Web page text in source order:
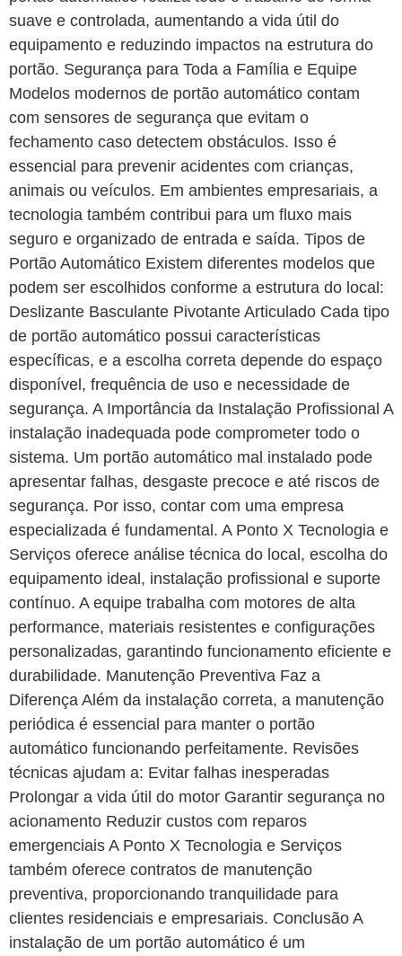
suave e controlada, aumentando a vida útil do
equipamento e reduzindo impactos na estrutura do
portão. Segurança para Toda a Família e Equipe
Modelos modernos de portão automático contam
com sensores de segurança que evitam o
fechamento caso detectem obstáculos. Isso é
essencial para prevenir acidentes com crianças,
animais ou veículos. Em ambientes empresariais, a
tecnologia também contribui para um fluxo mais
seguro e organizado de entrada e saída. Tipos de
Portão Automático Existem diferentes modelos que
podem ser escolhidos conforme a estrutura do local:
Deslizante Basculante Pivotante Articulado Cada tipo
de portão automático possui características
específicas, e a escolha correta depende do espaço
disponível, frequência de uso e necessidade de
segurança. A Importância da Instalação Profissional A
instalação inadequada pode comprometer todo o
sistema. Um portão automático mal instalado pode
apresentar falhas, desgaste precoce e até riscos de
segurança. Por isso, contar com uma empresa
especializada é fundamental. A Ponto X Tecnologia e
Serviços oferece análise técnica do local, escolha do
equipamento ideal, instalação profissional e suporte
contínuo. A equipe trabalha com motores de alta
performance, materiais resistentes e configurações
personalizadas, garantindo funcionamento eficiente e
durabilidade. Manutenção Preventiva Faz a
Diferença Além da instalação correta, a manutenção
periódica é essencial para manter o portão
automático funcionando perfeitamente. Revisões
técnicas ajudam a: Evitar falhas inesperadas
Prolongar a vida útil do motor Garantir segurança no
acionamento Reduzir custos com reparos
emergenciais A Ponto X Tecnologia e Serviços
também oferece contratos de manutenção
preventiva, proporcionando tranquilidade para
clientes residenciais e empresariais. Conclusão A
instalação de um portão automático é um